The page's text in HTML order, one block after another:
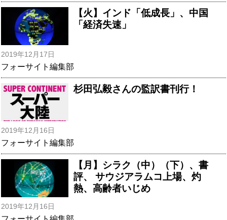
【火】インド「低成長」、中国
「経済失速」
2019年12月17日
フォーサイト編集部
杉田弘毅さんの監訳書刊行！
2019年12月16日
フォーサイト編集部
【月】シラク（中）（下）、書
評、 サウジアラムコ上場、灼
熱、高齢者いじめ
2019年12月16日